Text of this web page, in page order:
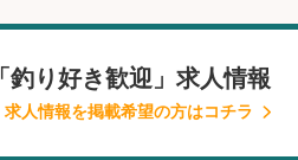
「釣り好き歓迎」求人情報
求人情報を掲載希望の方はコチラ